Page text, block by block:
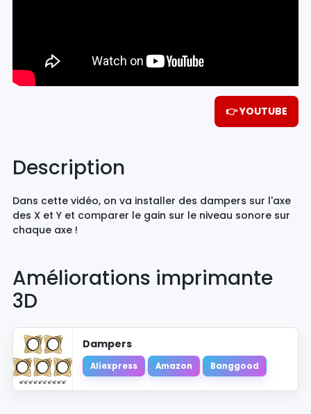
👉 YOUTUBE
Description
Dans cette vidéo, on va installer des dampers sur l'axe
des X et Y et comparer le gain sur le niveau sonore sur
chaque axe !
Améliorations imprimante
3D
Dampers
Aliexpress Amazon Banggood